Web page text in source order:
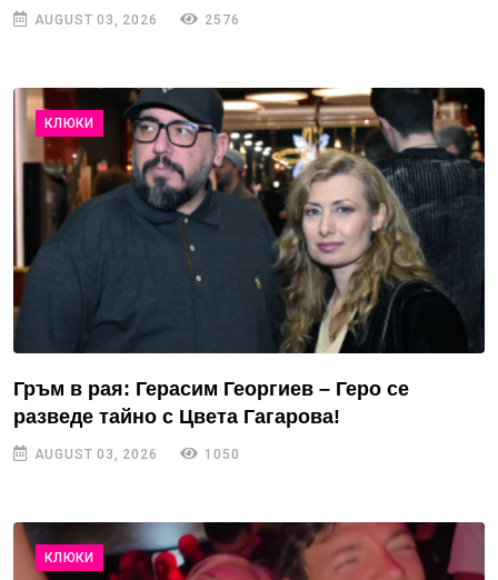
AUGUST 03, 2026 2576
КЛЮКИ
Гръм в рая: Герасим Георгиев – Геро се
разведе тайно с Цвета Гагарова!
AUGUST 03, 2026 1050
КЛЮКИ